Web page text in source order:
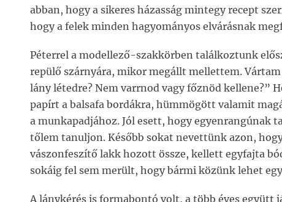
abban, hogy a sikeres házasság mintegy recept
hogy a felek minden hagyományos elvárásnak
Péterrel a modellező-szakkörben találkoztunk
repülő szárnyára, mikor megállt mellettem.
lány létedre? Nem varrnod vagy főznöd kellene?”
papírt a balsafa bordákra, hümmögött valamit
a munkapadjához. Jól esett, hogy egyenrangúnak
tőlem tanuljon. Később sokat nevettünk azon,
vászonfeszítő lakk hozott össze, kellett egyfajta
sokáig fel sem merült, hogy bármi közünk lehet
A lánykérés is formabontó volt, a több éves együtt